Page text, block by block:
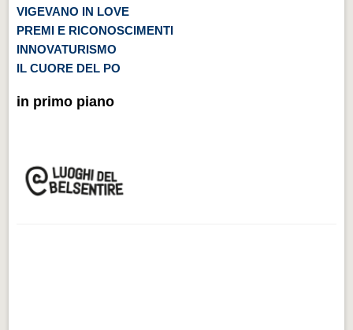
VIGEVANO IN LOVE
PREMI E RICONOSCIMENTI
INNOVATURISMO
IL CUORE DEL PO
in primo piano